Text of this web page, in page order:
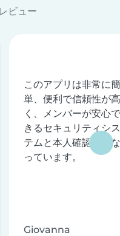
ビュー
このアプリは非常に簡
単、便利で信頼性が高
く、メンバーが安心で
きるセキュリティシス
テムと本人確認を行な
っています。
Giovanna